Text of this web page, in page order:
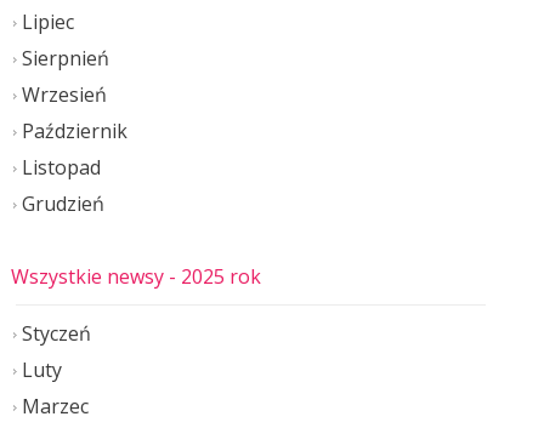
Lipiec
Sierpnień
Wrzesień
Październik
Listopad
Grudzień
Wszystkie newsy - 2025 rok
Styczeń
Luty
Marzec